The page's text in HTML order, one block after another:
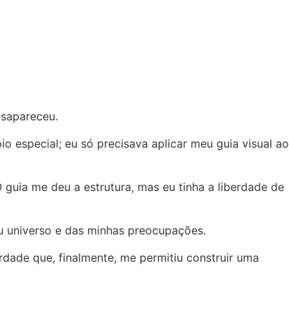
especial; eu só precisava aplicar meu guia visual ao
me deu a estrutura, mas eu tinha a liberdade de
e das minhas preocupações.
que, finalmente, me permitiu construir uma